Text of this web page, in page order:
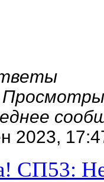
Просмотры
2023,
СП53: